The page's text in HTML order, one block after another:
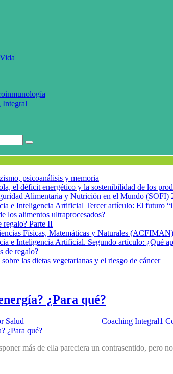
Integral
psicoanálisis y memoria
el déficit energético y la sostenibilidad de los
Alimentaria y Nutrición en el Mundo (SOFI)
e Inteligencia Artificial Tercer artículo: El futuro
los alimentos ultraprocesados?
regalo? Parte II
Físicas, Matemáticas y Naturales (ACFIMAN)
e Inteligencia Artificial. Segundo artículo: ¿Qué
de regalo?
las dietas vegetarianas y el riesgo de cáncer
¿Para qué?
Salud Coaching Integral1
más de ella pareciera un contrasentido, pero